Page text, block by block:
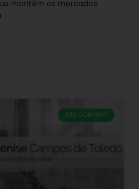
mantém os mercados
E EU COM ISSO